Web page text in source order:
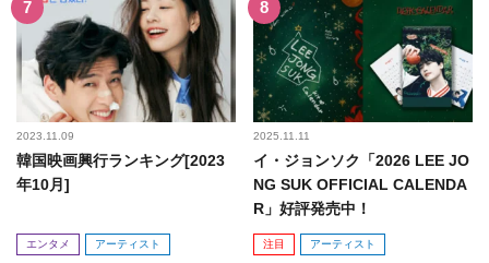
2023.11.09
韓国映画興行ランキング[2023
年10月]
エンタメ アーティスト
2025.11.11
イ・ジョンソク「2026 LEE JO
NG SUK OFFICIAL CALENDA
R」好評発売中！
注目 アーティスト